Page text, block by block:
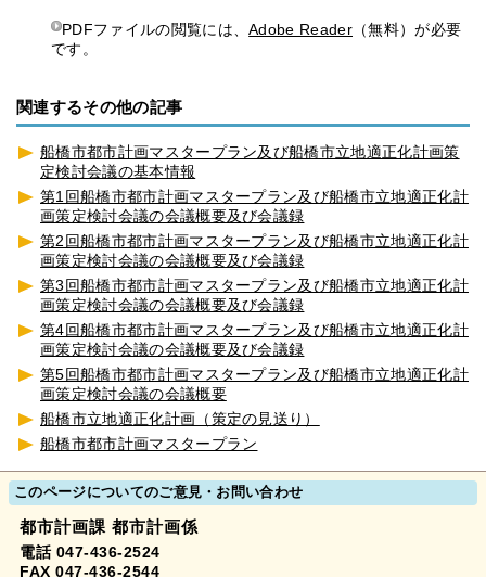
PDFファイルの閲覧には、Adobe Reader （無料）が必要
です。
関連するその他の記事
船橋市都市計画マスタープラン及び船橋市立地適正化計画策
定検討会議の基本情報
第1回船橋市都市計画マスタープラン及び船橋市立地適正化計
画策定検討会議の会議概要及び会議録
第2回船橋市都市計画マスタープラン及び船橋市立地適正化計
画策定検討会議の会議概要及び会議録
第3回船橋市都市計画マスタープラン及び船橋市立地適正化計
画策定検討会議の会議概要及び会議録
第4回船橋市都市計画マスタープラン及び船橋市立地適正化計
画策定検討会議の会議概要及び会議録
第5回船橋市都市計画マスタープラン及び船橋市立地適正化計
画策定検討会議の会議概要
船橋市立地適正化計画（策定の見送り）
船橋市都市計画マスタープラン
このページについてのご意見・お問い合わせ
都市計画課 都市計画係
電話 047-436-2524
FAX 047-436-2544